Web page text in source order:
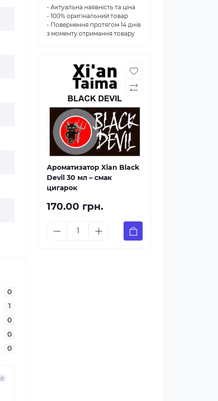
0
1
0
0
0
- Актуальна наявність та ціна
- 100% оригінальний товар
- Повернення протягом 14 днів
з моменту отримання товару
Ароматизатор Xian Black
Devil 30 мл – смак
цигарок
170.00 грн.